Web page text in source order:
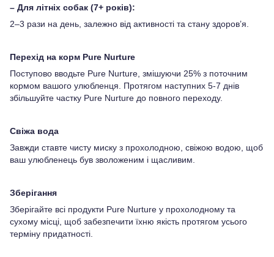
– Для літніх собак (7+ років):
2–3 рази на день, залежно від активності та стану здоров’я.
Перехід на корм Pure Nurture
Поступово вводьте Pure Nurture, змішуючи 25% з поточним
кормом вашого улюбленця. Протягом наступних 5-7 днів
збільшуйте частку Pure Nurture до повного переходу.
Свіжа вода
Завжди ставте чисту миску з прохолодною, свіжою водою, щоб
ваш улюбленець був зволоженим і щасливим.
Зберігання
Зберігайте всі продукти Pure Nurture у прохолодному та
сухому місці, щоб забезпечити їхню якість протягом усього
терміну придатності.